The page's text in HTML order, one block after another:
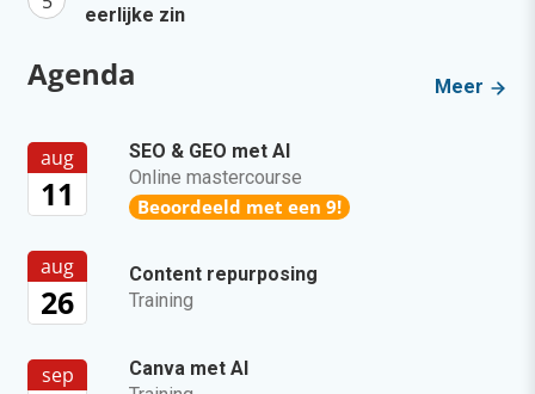
eerlijke zin
Agenda Meer
aug
11
SEO & GEO met AI
Online mastercourse
Beoordeeld met een 9!
aug
26
Content repurposing
Training
sep
Canva met AI